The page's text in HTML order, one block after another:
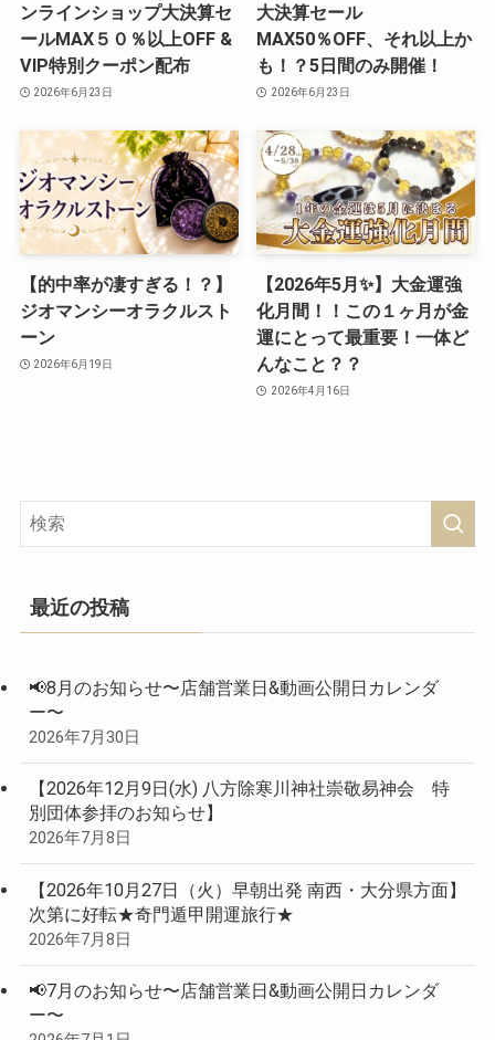
ンラインショップ大決算セ
ールMAX５０％以上OFF &
VIP特別クーポン配布
2026年6月23日
大決算セール
MAX50％OFF、それ以上か
も！？5日間のみ開催！
2026年6月23日
【的中率が凄すぎる！？】
ジオマンシーオラクルスト
ーン
2026年6月19日
【2026年5月✨】大金運強
化月間！！この１ヶ月が金
運にとって最重要！一体ど
んなこと？？
2026年4月16日
最近の投稿
📢8月のお知らせ〜店舗営業日&動画公開日カレンダ
ー〜
2026年7月30日
【2026年12月9日(水) 八方除寒川神社崇敬易神会 特
別団体参拝のお知らせ】
2026年7月8日
【2026年10月27日（火）早朝出発 南西・大分県方面】
次第に好転★奇門遁甲開運旅行★
2026年7月8日
📢7月のお知らせ〜店舗営業日&動画公開日カレンダ
ー〜